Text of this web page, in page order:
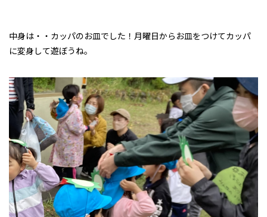
中身は・・カッパのお皿でした！月曜日からお皿をつけてカッパ
に変身して遊ぼうね。